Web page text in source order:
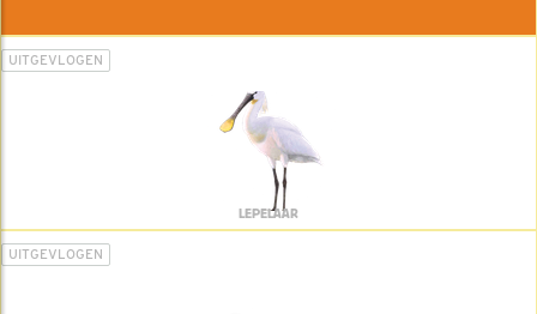
UITGEVLOGEN
LEPELAAR
UITGEVLOGEN